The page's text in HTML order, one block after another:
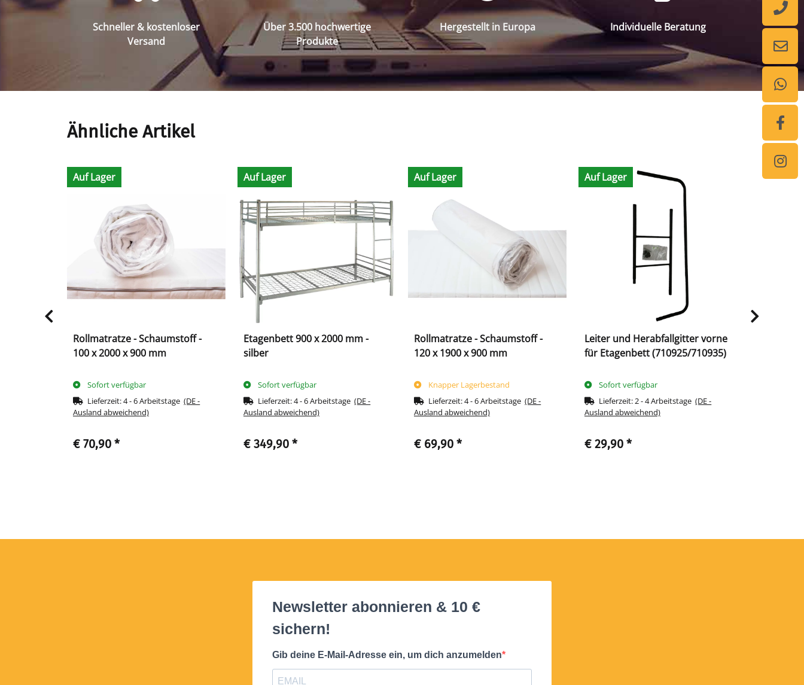
Schneller & kostenloser
Versand
Über 3.500 hochwertige
Produkte
Hergestellt in Europa Individuelle Beratung
Ähnliche Artikel
Auf Lager
Rollmatratze - Schaumstoff -
100 x 2000 x 900 mm
Sofort verfügbar
Lieferzeit:4 - 6 Arbeitstage(DE -
Ausland abweichend)
€ 70,90 *
Auf Lager
Etagenbett 900 x 2000 mm -
silber
Sofort verfügbar
Lieferzeit:4 - 6 Arbeitstage(DE -
Ausland abweichend)
€ 349,90 *
Auf Lager
Rollmatratze - Schaumstoff -
120 x 1900 x 900 mm
Knapper Lagerbestand
Lieferzeit:4 - 6 Arbeitstage(DE -
Ausland abweichend)
€ 69,90 *
Auf Lager
Leiter und Herabfallgitter vorne
für Etagenbett (710925/710935)
Sofort verfügbar
Lieferzeit: 2 - 4 Arbeitstage(DE -
Ausland abweichend)
€ 29,90 *
Auf Lager